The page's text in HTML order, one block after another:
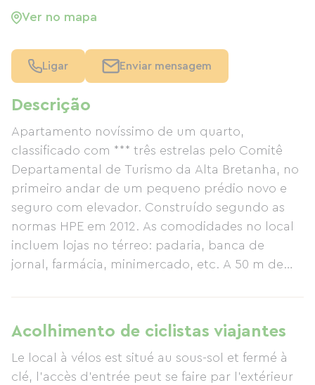
Descrição
Apartamento novíssimo de um quarto,
classificado com *** três estrelas pelo Comitê
Departamental de Turismo da Alta Bretanha, no
primeiro andar de um pequeno prédio novo e
seguro com elevador. Construído segundo as
normas HPE em 2012. As comodidades no local
incluem lojas no térreo: padaria, banca de
jornal, farmácia, minimercado, etc. A 50 m de
e todas as outras lojas. Em frente ao
apartamento: estacionamento e ponto de
ônibus. A cinco minutos de carro das praias, do
centro histórico (intra muros), do Solidor, do
Acolhimento de ciclistas viajantes
Le local à vélos est situé au sous-sol et fermé à
clé, l'accès d'entrée peut se faire par l'extérieur
Ver no mapa
Ligar Enviar mensagem